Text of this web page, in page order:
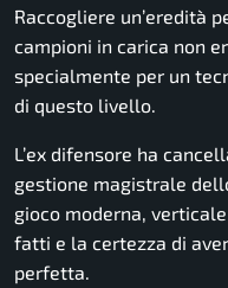
Raccogliere un’eredità
campioni in carica non
specialmente per un
di questo livello.
L’ex difensore ha
gestione magistrale
gioco moderna,
fatti e la certezza di
perfetta.